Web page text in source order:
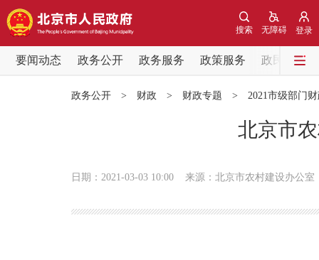
登录
无障碍
搜索
要闻动态 政务公开 政务服务 政策服务
政民互动
政务公开 > 财政 > 财政专题 > 2021市级部门
北京市
日期：2021-03-03 10:00 来源：北京市农村建设办公室